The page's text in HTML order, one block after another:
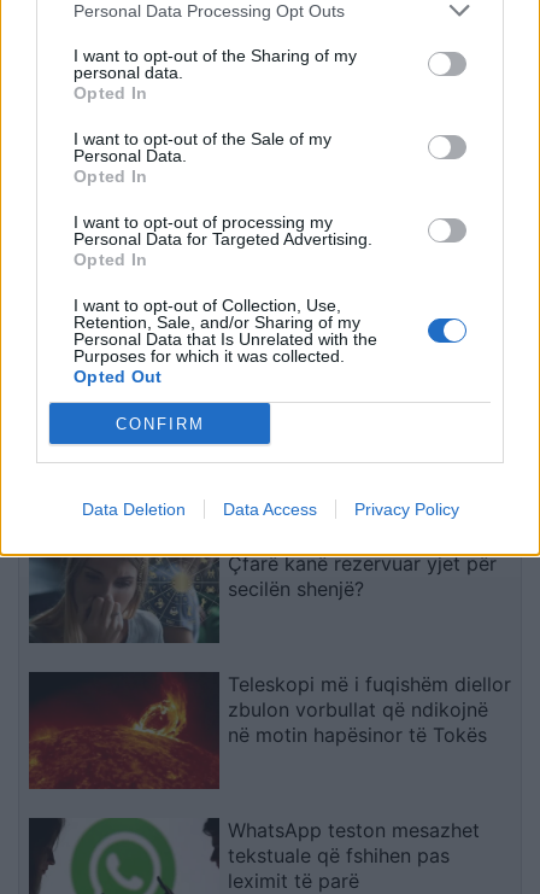
Personal Data Processing Opt Outs
I want to opt-out of the Sharing of my
personal data.
Opted In
I want to opt-out of the Sale of my
Personal Data.
Opted In
I want to opt-out of processing my
Personal Data for Targeted Advertising.
Opted In
I want to opt-out of Collection, Use,
Retention, Sale, and/or Sharing of my
Personal Data that Is Unrelated with the
Purposes for which it was collected.
Opted Out
CONFIRM
Data Deletion Data Access Privacy Policy
Ankaraja u kërkon
armëpushim në Detin e Zi
politike: “Nesër më
Dita e nëntë e protestës
në Divjakë, banorët djegin
teserat e PS-së dhe
marshimin pa u ndalur:
Çfarë kanë rezervuar yjet për
secilën shenjë?
Teleskopi më i fuqishëm diellor
zbulon vorbullat që ndikojnë
në motin hapësinor të Tokës
WhatsApp teston mesazhet
tekstuale që fshihen pas
leximit të parë